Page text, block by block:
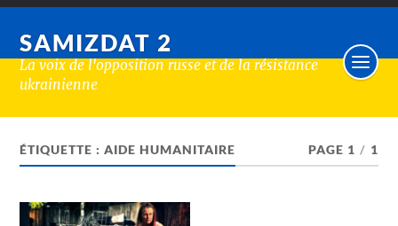
SAMIZDAT 2
La voix de l'opposition russe et de la résistance
ukrainienne
ÉTIQUETTE :AIDE HUMANITAIRE PAGE 1 / 1